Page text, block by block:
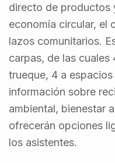
directo de productos
economía circular, el
lazos comunitarios.
carpas, de las cuales
trueque, 4 a
información sobre
ambiental, bienestar
ofrecerán opciones
los asistentes.